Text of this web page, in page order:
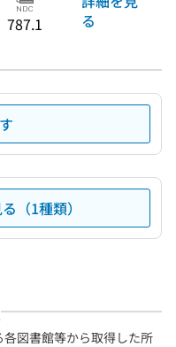
787.1
る
（1種類）
図書館等から取得した所